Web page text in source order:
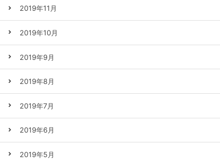
2019年11月
2019年10月
2019年9月
2019年8月
2019年7月
2019年6月
2019年5月